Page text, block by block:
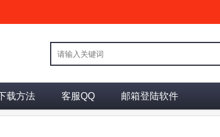
载方法 客服QQ 邮箱登陆软件